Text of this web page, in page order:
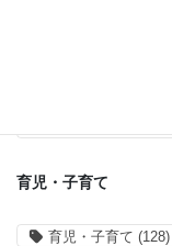
育児・子育て
育児・子育て (128)